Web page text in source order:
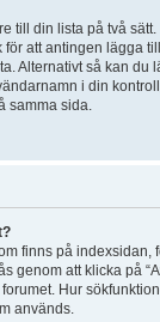
till din lista på två
att antingen lägga
Alternativt så kan du
i din
samma sida.
finns på indexsidan,
genom att klicka på
Hur
används.